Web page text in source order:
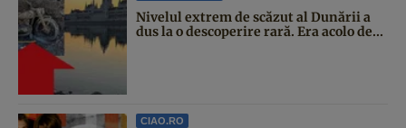
Nivelul extrem de scăzut al Dunării a
dus la o descoperire rară. Era acolo de...
CIAO.RO